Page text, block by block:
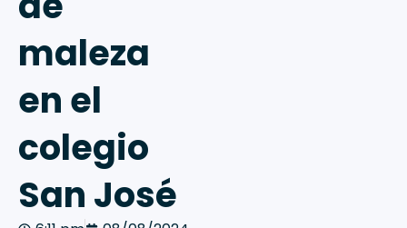
maleza
en el
colegio
San José